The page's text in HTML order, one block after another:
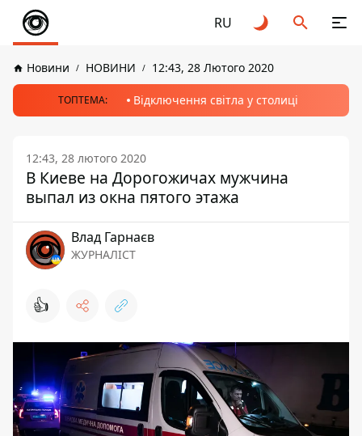
RU
Новини НОВИНИ 12:43, 28 Лютого 2020
ТОПТЕМА: Відключення світла у столиці
12:43, 28 лютого 2020
В Киеве на Дорогожичах мужчина
выпал из окна пятого этажа
Влад Гарнаєв
ЖУРНАЛІСТ
👍